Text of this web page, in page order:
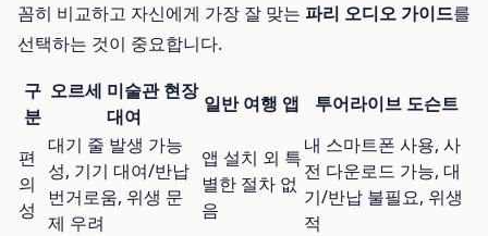
꼼히 비교하고 자신에게 가장 잘 맞는 파리 오디오 가이드를
선택하는 것이 중요합니다.
구
분
오르세 미술관 현장
대여
일반 여행 앱 투어라이브 도슨트
편
의
성
대기 줄 발생 가능
성, 기기 대여/반납
번거로움, 위생 문
제 우려
앱 설치 외 특
별한 절차 없
음
내 스마트폰 사용, 사
전 다운로드 가능, 대
기/반납 불필요, 위생
적